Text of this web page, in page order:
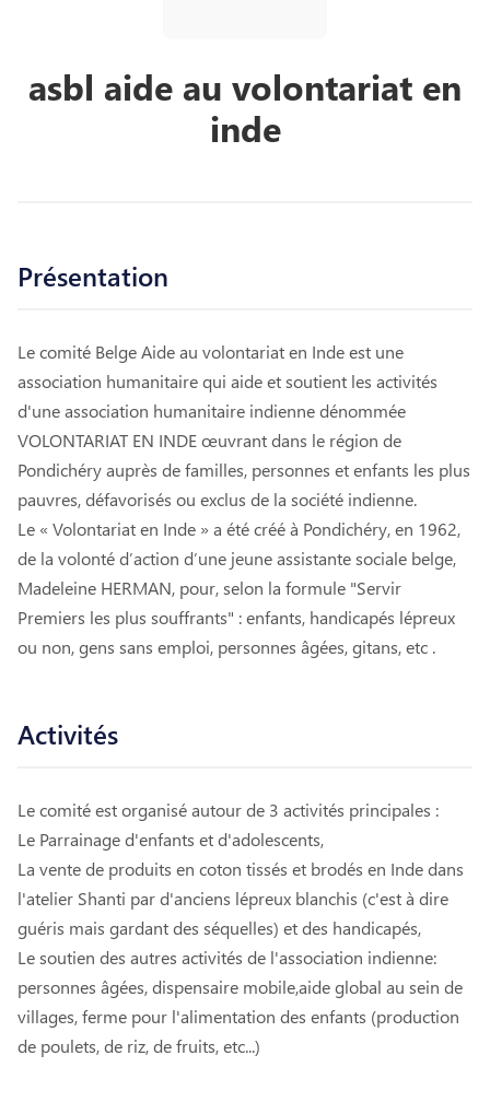
asbl aide au volontariat en
inde
Présentation
Le comité Belge Aide au volontariat en Inde est une
association humanitaire qui aide et soutient les activités
d'une association humanitaire indienne dénommée
VOLONTARIAT EN INDE œuvrant dans le région de
Pondichéry auprès de familles, personnes et enfants les plus
pauvres, défavorisés ou exclus de la société indienne.
Le « Volontariat en Inde » a été créé à Pondichéry, en 1962,
de la volonté d’action d’une jeune assistante sociale belge,
Madeleine HERMAN, pour, selon la formule "Servir
Premiers les plus souffrants" : enfants, handicapés lépreux
ou non, gens sans emploi, personnes âgées, gitans, etc .
Activités
Le comité est organisé autour de 3 activités principales :
Le Parrainage d'enfants et d'adolescents,
La vente de produits en coton tissés et brodés en Inde dans
l'atelier Shanti par d'anciens lépreux blanchis (c'est à dire
guéris mais gardant des séquelles) et des handicapés,
Le soutien des autres activités de l'association indienne:
personnes âgées, dispensaire mobile,aide global au sein de
villages, ferme pour l'alimentation des enfants (production
de poulets, de riz, de fruits, etc...)